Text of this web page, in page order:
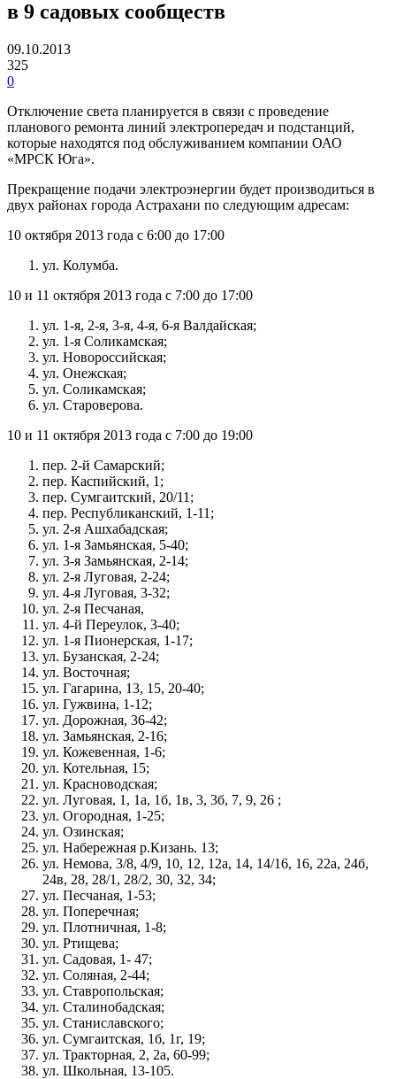
в 9 садовых сообществ
09.10.2013
325
0
Отключение света планируется в связи с проведение
планового ремонта линий электропередач и подстанций,
которые находятся под обслуживанием компании ОАО
«МРСК Юга».
Прекращение подачи электроэнергии будет производиться в
двух районах города Астрахани по следующим адресам:
10 октября 2013 года с 6:00 до 17:00
ул. Колумба.
10 и 11 октября 2013 года с 7:00 до 17:00
ул. 1-я, 2-я, 3-я, 4-я, 6-я Валдайская;
ул. 1-я Соликамская;
ул. Новороссийская;
ул. Онежская;
ул. Соликамская;
ул. Староверова.
10 и 11 октября 2013 года с 7:00 до 19:00
пер. 2-й Самарский;
пер. Каспийский, 1;
пер. Сумгаитский, 20/11;
пер. Республиканский, 1-11;
ул. 2-я Ашхабадская;
ул. 1-я Замьянская, 5-40;
ул. 3-я Замьянская, 2-14;
ул. 2-я Луговая, 2-24;
ул. 4-я Луговая, 3-32;
ул. 2-я Песчаная,
ул. 4-й Переулок, 3-40;
ул. 1-я Пионерская, 1-17;
ул. Бузанская, 2-24;
ул. Восточная;
ул. Гагарина, 13, 15, 20-40;
ул. Гужвина, 1-12;
ул. Дорожная, 36-42;
ул. Замьянская, 2-16;
ул. Кожевенная, 1-6;
ул. Котельная, 15;
ул. Красноводская;
ул. Луговая, 1, 1а, 1б, 1в, 3, 3б, 7, 9, 26 ;
ул. Огородная, 1-25;
ул. Озинская;
ул. Набережная р.Кизань. 13;
ул. Немова, 3/8, 4/9, 10, 12, 12а, 14, 14/16, 16, 22а, 24б,
24в, 28, 28/1, 28/2, 30, 32, 34;
ул. Песчаная, 1-53;
ул. Поперечная;
ул. Плотничная, 1-8;
ул. Ртищева;
ул. Садовая, 1- 47;
ул. Соляная, 2-44;
ул. Ставропольская;
ул. Сталинобадская;
ул. Станиславского;
ул. Сумгаитская, 1б, 1г, 19;
ул. Тракторная, 2, 2а, 60-99;
ул. Школьная, 13-105.